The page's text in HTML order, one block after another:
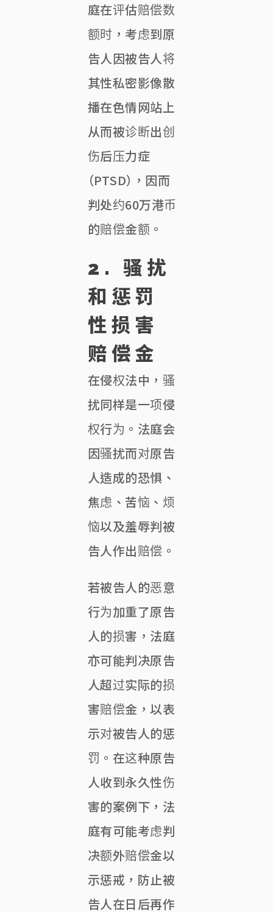
庭在评估赔偿数
额时，考虑到原
告人因被告人将
其性私密影像散
播在色情网站上
从而被诊断出创
伤后压力症
（PTSD），因而
判处约60万港币
的赔偿金额。
2.骚扰
和惩罚
性损害
赔偿金
在侵权法中，骚
扰同样是一项侵
权行为。法庭会
因骚扰而对原告
人造成的恐惧、
焦虑、苦恼、烦
恼以及羞辱判被
告人作出赔偿。
若被告人的恶意
行为加重了原告
人的损害，法庭
亦可能判决原告
人超过实际的损
害赔偿金，以表
示对被告人的惩
罚。在这种原告
人收到永久性伤
害的案例下，法
庭有可能考虑判
决额外赔偿金以
示惩戒，防止被
告人在日后再作